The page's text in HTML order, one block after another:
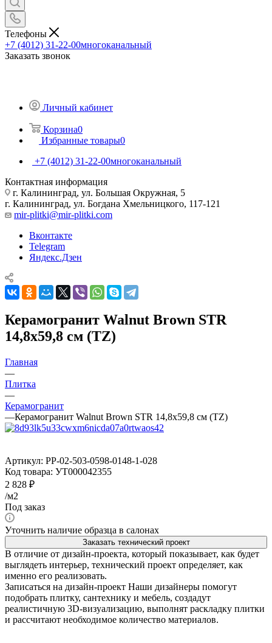
Телефоны
+7 (4012) 31-22-00многоканальный
Заказать звонок
Личный кабинет
Корзина0
Избранные товары0
+7 (4012) 31-22-00многоканальный
Контактная информация
г. Калининград, ул. Большая Окружная, 5
г. Калининград, ул. Богдана Хмельницкого, 117-121
mir-plitki@mir-plitki.com
Вконтакте
Telegram
Яндекс.Дзен
Керамогранит Walnut Brown STR
14,8x59,8 см (TZ)
Главная
—
Плитка
—
Керамогранит
—Керамогранит Walnut Brown STR 14,8x59,8 см (TZ)
Артикул: PP-02-503-0598-0148-1-028
Код товара: УТ000042355
2 828 ₽
/м2
Под заказ
Уточнить наличие образца в салонах
Заказать технический проект
В отличие от дизайн-проекта, который показывает, как будет
выглядеть интерьер, технический проект определяет, как
именно его реализовать.
Записаться на дизайн-проект Наши дизайнеры помогут
подобрать плитку, сантехнику и мебель, создадут
реалистичную 3D-визуализацию, выполнят раскладку плитки
и рассчитают необходимое количество материалов.